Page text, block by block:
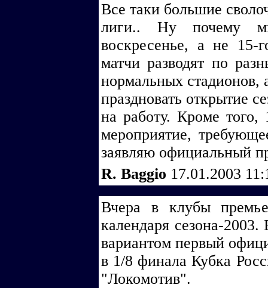
Все таки большие
лиги.. Ну почему
воскресенье, а не
матчи разводят по
нормальных стадионов,
праздновать открытие
на работу. Кроме того,
мероприятие,
заявляю официальный
R. Baggio 17.01.2003
Вчера в клубы
календаря сезона-
вариантом первый
в 1/8 финала Кубка
"Локомотив".